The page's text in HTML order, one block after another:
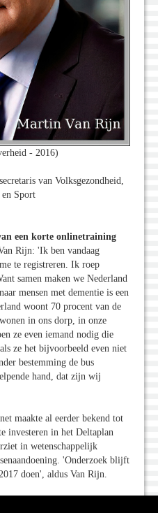
- 2016)
van Volksgezondheid,
Sport
een korte onlinetraining
Rijn: 'Ik ben vandaag
te registreren. Ik roep
samen maken we Nederland
mensen met dementie is een
woont 70 procent van de
in ons dorp, in onze
ze even iemand nodig die
ze het bijvoorbeeld even niet
bestemming de bus
hand, dat zijn wij
maakte al eerder bekend tot
investeren in het Deltaplan
in wetenschappelijk
'Onderzoek blijft
doen', aldus Van Rijn.